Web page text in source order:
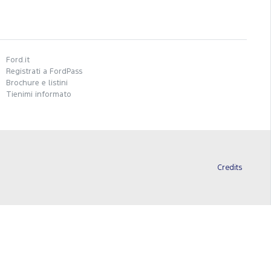
Ford.it
Registrati a FordPass
Brochure e listini
Tienimi informato
Credits